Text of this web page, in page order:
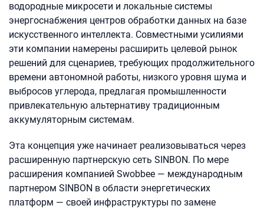
водородные микросети и локальные системы
энергоснабжения центров обработки данных на базе
искусственного интеллекта. Совместными усилиями
эти компании намерены расширить целевой рынок
решений для сценариев, требующих продолжительного
времени автономной работы, низкого уровня шума и
выбросов углерода, предлагая промышленности
привлекательную альтернативу традиционным
аккумуляторным системам.
Эта концепция уже начинает реализовываться через
расширенную партнерскую сеть SINBON. По мере
расширения компанией Swobbee — международным
партнером SINBON в области энергетических
платформ — своей инфраструктуры по замене